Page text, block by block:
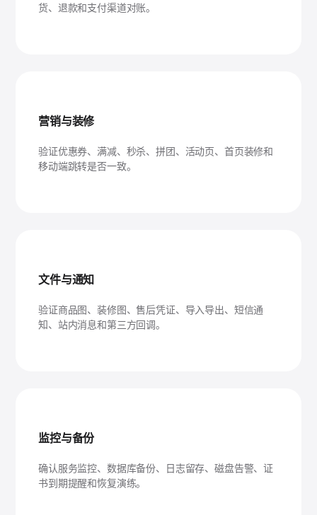
货、退款和支付渠道对账。
营销与装修
验证优惠券、满减、秒杀、拼团、活动页、首页装修和
移动端跳转是否一致。
文件与通知
验证商品图、装修图、售后凭证、导入导出、短信通
知、站内消息和第三方回调。
监控与备份
确认服务监控、数据库备份、日志留存、磁盘告警、证
书到期提醒和恢复演练。